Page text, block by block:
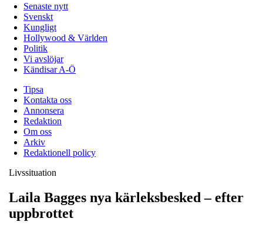
Senaste nytt
Svenskt
Kungligt
Hollywood & Världen
Politik
Vi avslöjar
Kändisar A-Ö
Tipsa
Kontakta oss
Annonsera
Redaktion
Om oss
Arkiv
Redaktionell policy
Livssituation
Laila Bagges nya kärleksbesked – efter
uppbrottet